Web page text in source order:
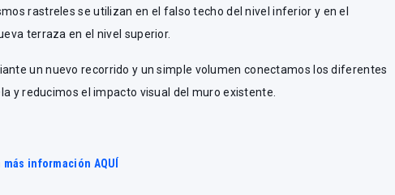
rastreles se utilizan en el falso techo del nivel inferior y en el
terraza en el nivel superior.
un nuevo recorrido y un simple volumen conectamos los diferentes
y reducimos el impacto visual del muro existente.
información AQUÍ